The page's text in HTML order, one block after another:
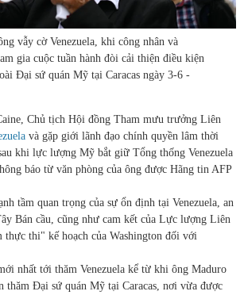
vẫy cờ Venezuela, khi công nhân và
gia cuộc tuần hành đòi cải thiện điều kiện
Đại sứ quán Mỹ tại Caracas ngày 3-6 -
Chủ tịch Hội đồng Tham mưu trưởng Liên
và gặp giới lãnh đạo chính quyền lâm thời
khi lực lượng Mỹ bắt giữ Tổng thống Venezuela
báo từ văn phòng của ông được Hãng tin AFP
tầm quan trọng của sự ổn định tại Venezuela, an
Bán cầu, cũng như cam kết của Lực lượng Liên
thực thi" kế hoạch của Washington đối với
nhất tới thăm Venezuela kể từ khi ông Maduro
thăm Đại sứ quán Mỹ tại Caracas, nơi vừa được